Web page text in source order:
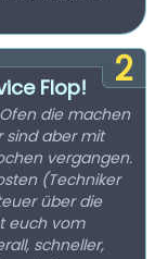
2
Flop!
die machen
vergangen.
(Techniker
über die
euch vom
schneller,